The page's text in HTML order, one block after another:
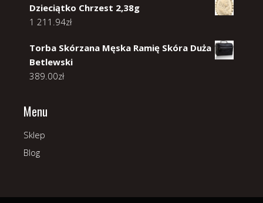
Dzieciątko Chrzest 2,38g
1 211.94zł
Torba Skórzana Męska Ramię Skóra Duża
Betlewski
389.00zł
Menu
Sklep
Blog